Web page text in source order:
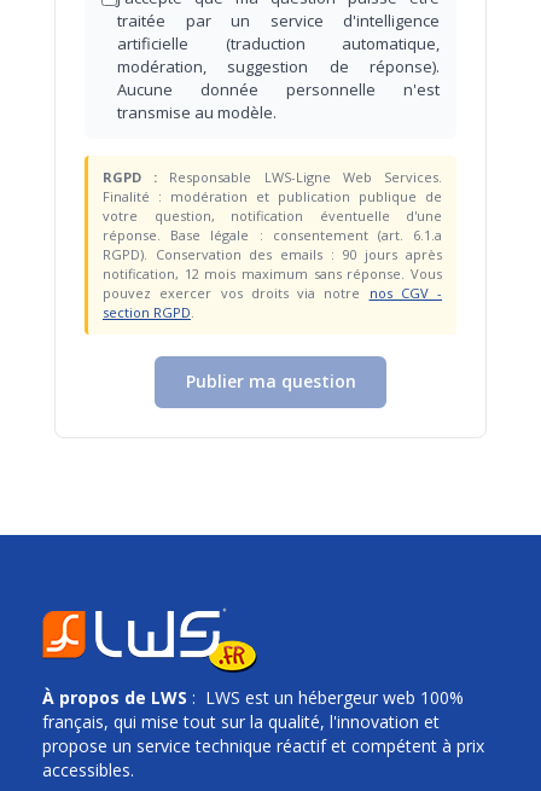
traitée par un service d'intelligence
artificielle (traduction automatique,
modération, suggestion de réponse).
Aucune donnée personnelle n'est
transmise au modèle.
RGPD : Responsable LWS-Ligne Web Services.
Finalité : modération et publication publique de
votre question, notification éventuelle d'une
réponse. Base légale : consentement (art. 6.1.a
RGPD). Conservation des emails : 90 jours après
notification, 12 mois maximum sans réponse. Vous
pouvez exercer vos droits via notre nos CGV -
section RGPD
Publier ma question
À propos de LWS : LWS est un hébergeur web 100%
français, qui mise tout sur la qualité, l'innovation et
propose un service technique réactif et compétent à prix
accessibles.